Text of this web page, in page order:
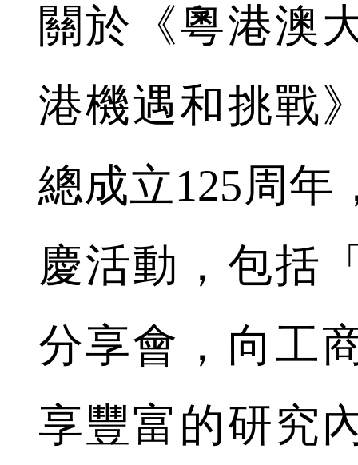
關於《粵港澳
港機遇和挑戰
總成立125周年
慶活動，包括
分享會，向工
享豐富的研究